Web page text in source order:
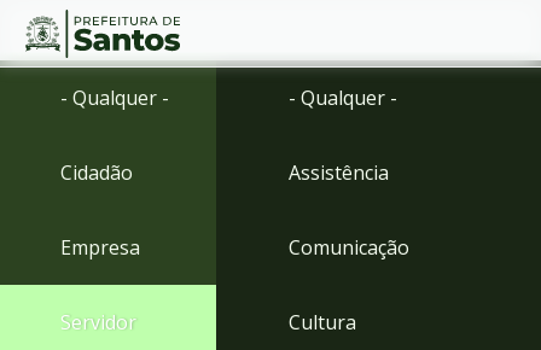
Ir
menu
Conteúdo
- Qualquer -
Cidadão
Empresa
Servidor
- Qualquer -
Assistência
Comunicação
Cultura